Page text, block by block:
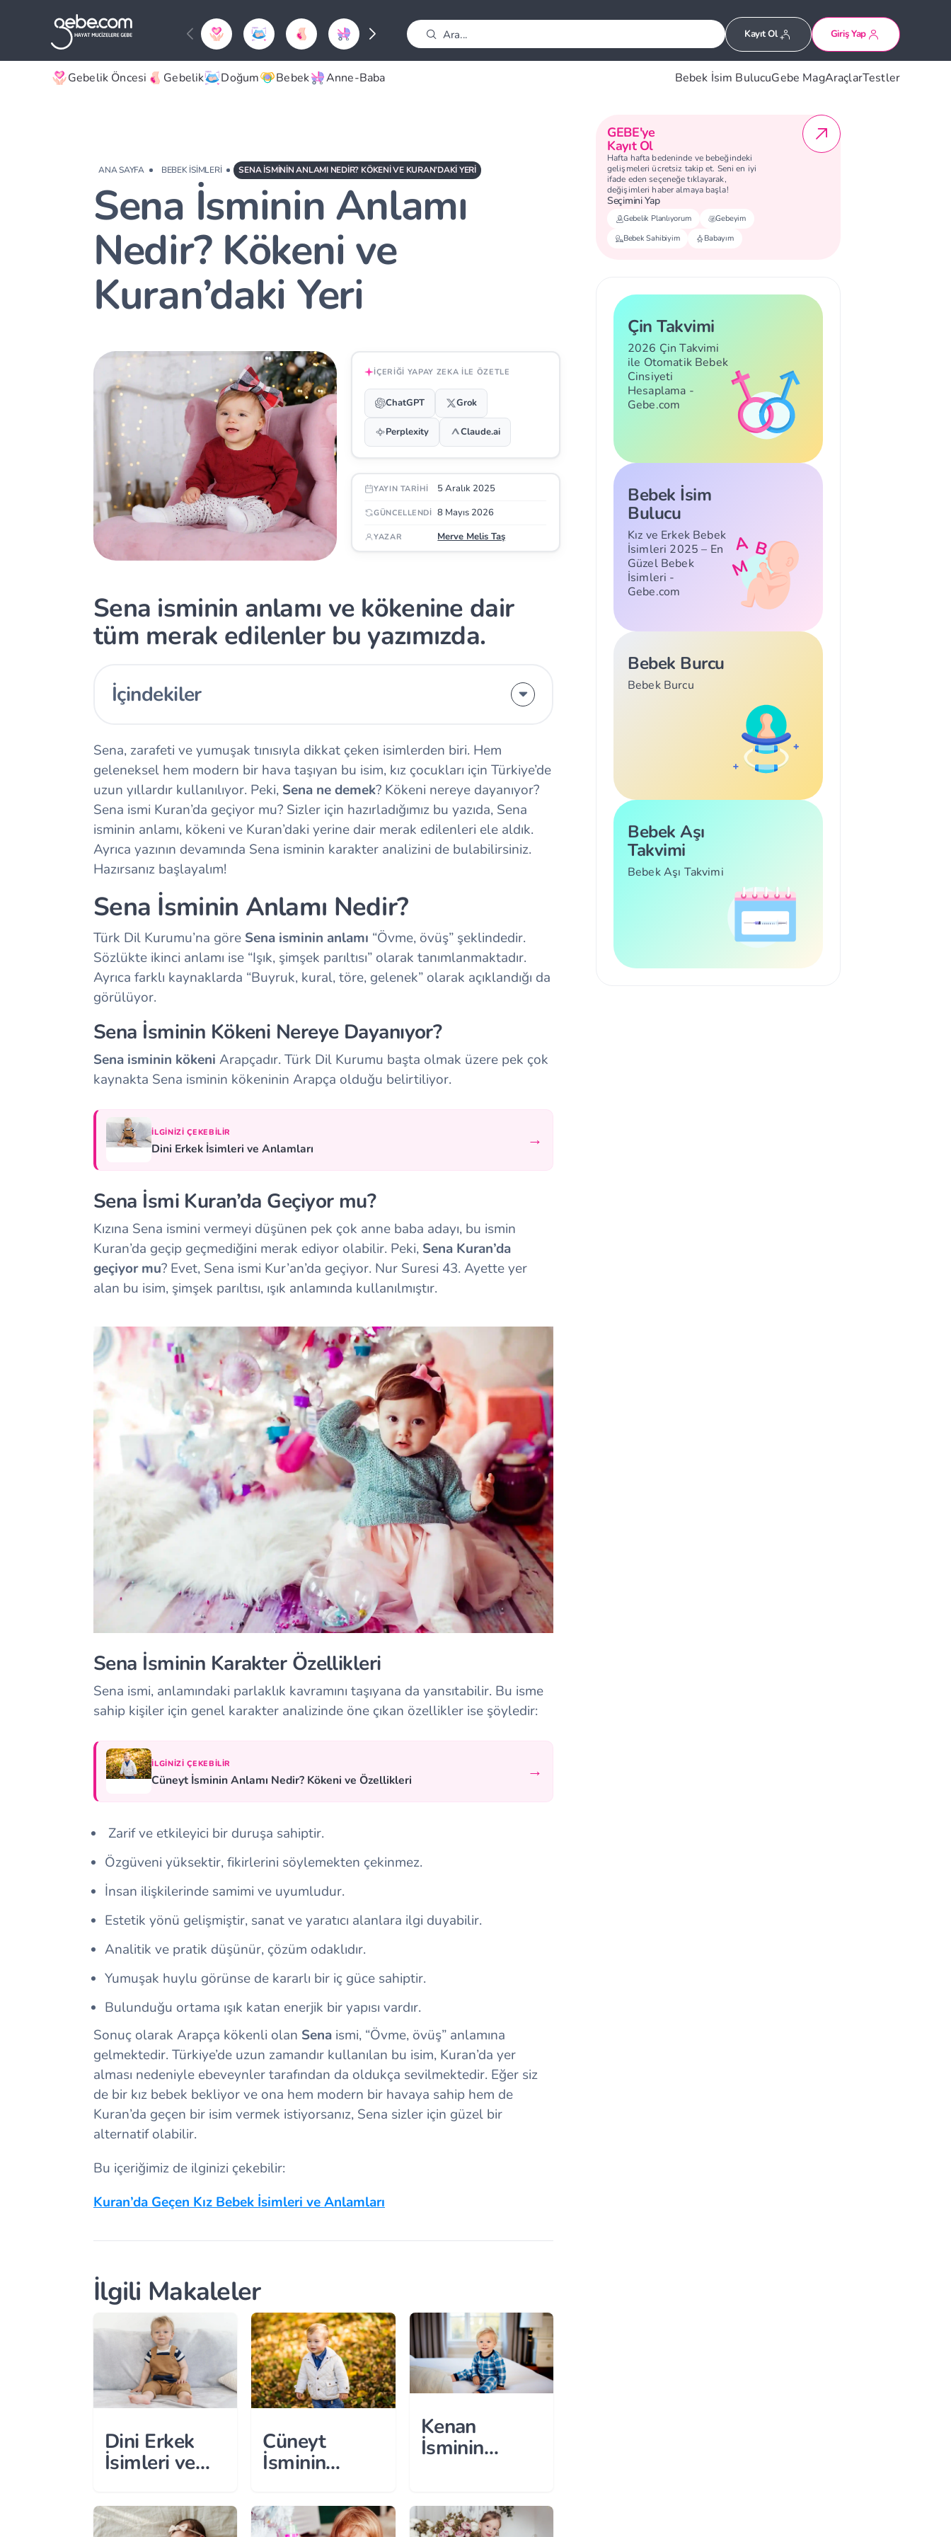
Kayıt Ol Giriş Yap
Gebelik Öncesi Gebelik Doğum Bebek Anne-Baba Bebek İsim BulucuGebe MagAraçlarTestler
ANA SAYFA BEBEK İSIMLERI SENA İSMININ ANLAMI NEDIR? KÖKENI VE KURAN’DAKI YERI
Sena İsminin Anlamı
Nedir? Kökeni ve
Kuran’daki Yeri
İÇERIĞI YAPAY ZEKA ILE ÖZETLE
ChatGPT Grok
Perplexity Claude.ai
YAYIN TARIHI 5 Aralık 2025
GÜNCELLENDI 8 Mayıs 2026
YAZAR Merve Melis Taş
Sena isminin anlamı ve kökenine dair
tüm merak edilenler bu yazımızda.
İçindekiler
Sena, zarafeti ve yumuşak tınısıyla dikkat çeken isimlerden biri. Hem
geleneksel hem modern bir hava taşıyan bu isim, kız çocukları için Türkiye’de
uzun yıllardır kullanılıyor. Peki, Sena ne demek? Kökeni nereye dayanıyor?
Sena ismi Kuran’da geçiyor mu? Sizler için hazırladığımız bu yazıda, Sena
isminin anlamı, kökeni ve Kuran’daki yerine dair merak edilenleri ele aldık.
Ayrıca yazının devamında Sena isminin karakter analizini de bulabilirsiniz.
Hazırsanız başlayalım!
Sena İsminin Anlamı Nedir?
Türk Dil Kurumu’na göre Sena isminin anlamı “Övme, övüş” şeklindedir.
Sözlükte ikinci anlamı ise “Işık, şimşek parıltısı” olarak tanımlanmaktadır.
Ayrıca farklı kaynaklarda “Buyruk, kural, töre, gelenek” olarak açıklandığı da
görülüyor.
Sena İsminin Kökeni Nereye Dayanıyor?
Sena isminin kökeni Arapçadır. Türk Dil Kurumu başta olmak üzere pek çok
kaynakta Sena isminin kökeninin Arapça olduğu belirtiliyor.
İLGINIZI ÇEKEBILIR
Dini Erkek İsimleri ve Anlamları →
Sena İsmi Kuran’da Geçiyor mu?
Kızına Sena ismini vermeyi düşünen pek çok anne baba adayı, bu ismin
Kuran’da geçip geçmediğini merak ediyor olabilir. Peki, Sena Kuran’da
geçiyor mu? Evet, Sena ismi Kur’an’da geçiyor. Nur Suresi 43. Ayette yer
alan bu isim, şimşek parıltısı, ışık anlamında kullanılmıştır.
Sena İsminin Karakter Özellikleri
Sena ismi, anlamındaki parlaklık kavramını taşıyana da yansıtabilir. Bu isme
sahip kişiler için genel karakter analizinde öne çıkan özellikler ise şöyledir:
İLGINIZI ÇEKEBILIR
Cüneyt İsminin Anlamı Nedir? Kökeni ve Özellikleri →
Zarif ve etkileyici bir duruşa sahiptir.
Özgüveni yüksektir, fikirlerini söylemekten çekinmez.
İnsan ilişkilerinde samimi ve uyumludur.
Estetik yönü gelişmiştir, sanat ve yaratıcı alanlara ilgi duyabilir.
Analitik ve pratik düşünür, çözüm odaklıdır.
Yumuşak huylu görünse de kararlı bir iç güce sahiptir.
Bulunduğu ortama ışık katan enerjik bir yapısı vardır.
Sonuç olarak Arapça kökenli olan Sena ismi, “Övme, övüş” anlamına
gelmektedir. Türkiye’de uzun zamandır kullanılan bu isim, Kuran’da yer
alması nedeniyle ebeveynler tarafından da oldukça sevilmektedir. Eğer siz
de bir kız bebek bekliyor ve ona hem modern bir havaya sahip hem de
Kuran’da geçen bir isim vermek istiyorsanız, Sena sizler için güzel bir
alternatif olabilir.
Bu içeriğimiz de ilginizi çekebilir:
Kuran’da Geçen Kız Bebek İsimleri ve Anlamları
İlgili Makaleler
Dini Erkek
İsimleri ve
Cüneyt
İsminin
Nedir?
Kökeni ve
Kenan
İsminin
Kökeni ve
GEBE'ye
Kayıt Ol
Hafta hafta bedeninde ve bebeğindeki
gelişmeleri ücretsiz takip et. Seni en iyi
ifade eden seçeneğe tıklayarak,
değişimleri haber almaya başla!
Seçimini Yap
Gebelik Planlıyorum
Gebeyim
Bebek Sahibiyim
Babayım
Çin Takvimi
2026 Çin Takvimi
ile Otomatik Bebek
Cinsiyeti
Hesaplama -
Gebe.com
Bebek İsim
Bulucu
Kız ve Erkek Bebek
İsimleri 2025 – En
Güzel Bebek
İsimleri -
Gebe.com
Bebek Burcu
Bebek Burcu
Bebek Aşı
Takvimi
Bebek Aşı Takvimi